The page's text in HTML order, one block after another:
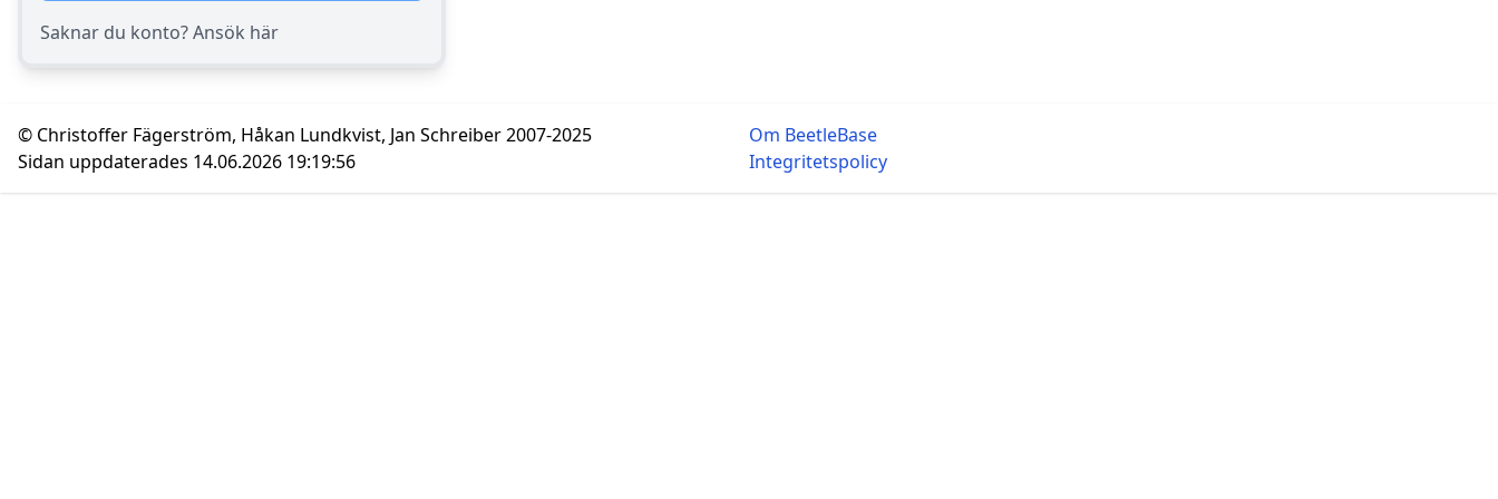
Saknar du konto? Ansök här
© Christoffer Fägerström, Håkan Lundkvist, Jan Schreiber 2007-2025
Sidan uppdaterades 14.06.2026 19:19:56
Om BeetleBase
Integritetspolicy